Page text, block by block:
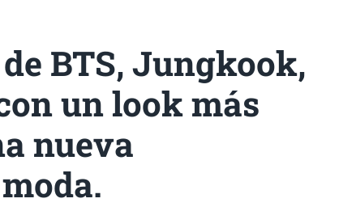
BTS, Jungkook,
un look más
nueva